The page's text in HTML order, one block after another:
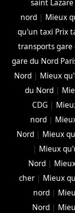
saint Lazare
nord| Mieux
qu'un taxi Prix
transports gare
gare du Nord
Nord | Mieux
du Nord |
CDG |
nord |
Nord | Mieux
| Mieux
Nord|
cher| Mieux
nord |
Nord |